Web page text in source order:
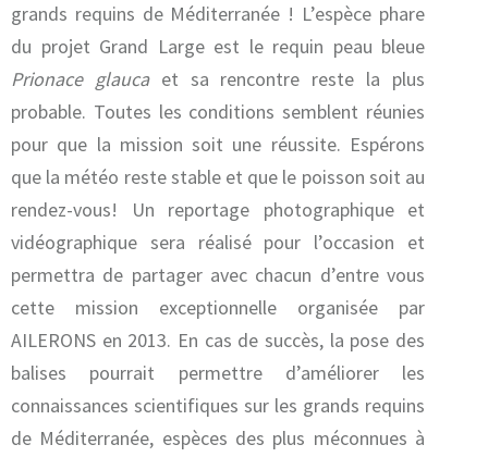
grands requins de Méditerranée ! L’espèce phare
du projet Grand Large est le requin peau bleue
Prionace glaucaet sa rencontre reste la plus
probable. Toutes les conditions semblent réunies
pour que la mission soit une réussite. Espérons
que la météo reste stable et que le poisson soit au
rendez-vous! Un reportage photographique et
vidéographique sera réalisé pour l’occasion et
permettra de partager avec chacun d’entre vous
cette mission exceptionnelle organisée par
AILERONS en 2013. En cas de succès, la pose des
balises pourrait permettre d’améliorer les
connaissances scientifiques sur les grands requins
de Méditerranée, espèces des plus méconnues à